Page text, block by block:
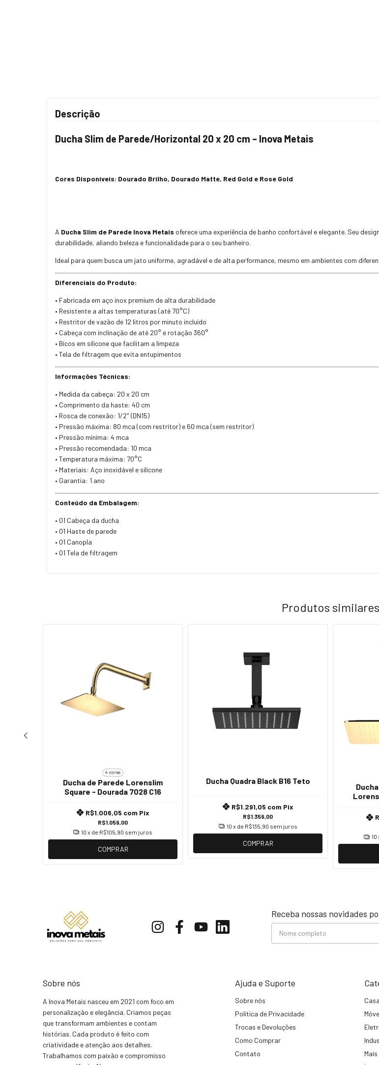
Descrição
Ducha Slim de Parede/Horizontal 20 x 20 cm – Inova Metais
Cores Disponiveis: Dourado Brilho, Dourado Matte, Red Gold e Rose Gold
A Ducha Slim de Parede Inova Metais oferece uma experiência de banho confortável e elegante. Seu
durabilidade, aliando beleza e funcionalidade para o seu banheiro.
Ideal para quem busca um jato uniforme, agradável e de alta performance, mesmo em ambientes com
Diferenciais do Produto:
• Fabricada em aço inox premium de alta durabilidade
• Resistente a altas temperaturas (até 70°C)
• Restritor de vazão de 12 litros por minuto incluído
• Cabeça com inclinação de até 20° e rotação 360°
• Bicos em silicone que facilitam a limpeza
• Tela de filtragem que evita entupimentos
Informações Técnicas:
• Medida da cabeça: 20 x 20 cm
• Comprimento da haste: 40 cm
• Rosca de conexão: 1/2" (DN15)
• Pressão máxima: 80 mca (com restritor) e 60 mca (sem restritor)
• Pressão mínima: 4 mca
• Pressão recomendada: 10 mca
• Temperatura máxima: 70°C
• Materiais: Aço inoxidável e silicone
• Garantia: 1 ano
Conteúdo da Embalagem:
• 01 Cabeça da ducha
• 01 Haste de parede
• 01 Canopla
• 01 Tela de filtragem
Produtos similares
4 cores
Ducha de Parede Lorenslim
Square - Dourada 7028 C16
R$1.059,00
R$1.006,05 com Pix
10 x de R$105,90 sem juros
COMPRAR
Ducha Quadra Black B16 Teto
R$1.359,00
R$1.291,05 com Pix
10 x de R$135,90 sem juros
COMPRAR
10
Receba nossas novidades
Sobre nós
A Inova Metais nasceu em 2021 com foco em
personalização e elegância. Criamos peças
que transformam ambientes e contam
histórias. Cada produto é feito com
criatividade e atenção aos detalhes.
Trabalhamos com paixão e compromisso
Ajuda e Suporte
Sobre nós
Política de Privacidade
Trocas e Devoluções
Como Comprar
Contato